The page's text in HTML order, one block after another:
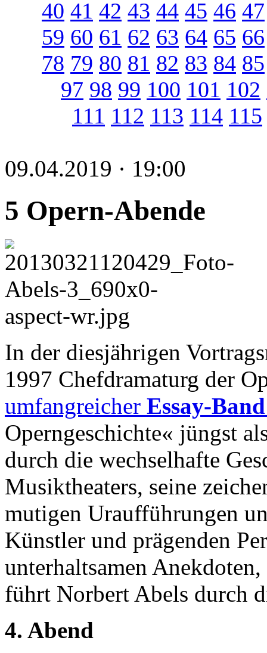
40 41 42 43 44 45 46 47
59 60 61 62 63 64 65 66
78 79 80 81 82 83 84 85
97 98 99 100 101 102
111 112 113 114 115
09.04.2019 · 19:00
5 Opern-Abende
In der diesjährigen
1997 Chefdramaturg der
umfangreicher Essay-
Operngeschichte« jüngst
durch die wechselhafte
Musiktheaters, seine
mutigen Uraufführungen
Künstler und prägenden
unterhaltsamen
führt Norbert Abels durch
4. Abend